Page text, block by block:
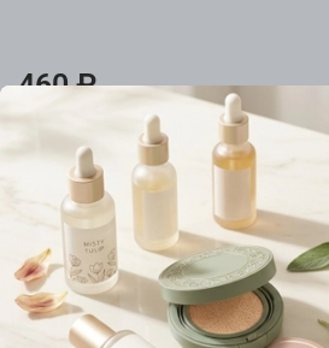
460 ₽
Уведомить о наличии
Добавить в сравнение
Характеристики